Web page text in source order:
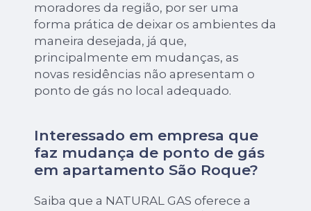
moradores da região, por ser uma
forma prática de deixar os ambientes da
maneira desejada, já que,
principalmente em mudanças, as
novas residências não apresentam o
ponto de gás no local adequado.
Interessado em empresa que
faz mudança de ponto de gás
em apartamento São Roque?
Saiba que a NATURAL GAS oferece a